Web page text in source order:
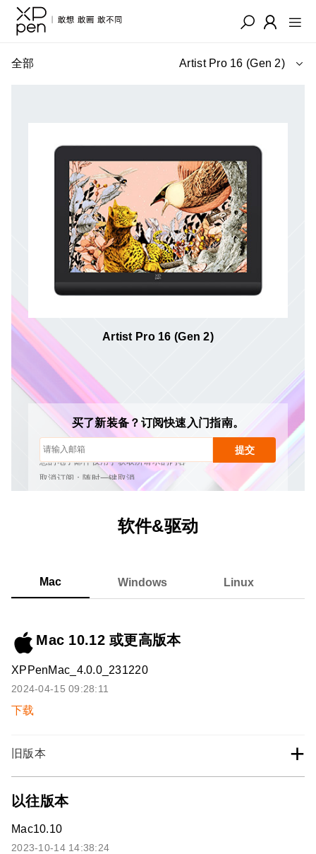
全部 Artist Pro 16 (Gen 2)
Artist Pro 16 (Gen 2)
买了新装备？订阅快速入门指南。
提交
取消订阅：随时一键取消
绘画教程
提示与故障排除
新品发布与优惠活动
艺术家故事与灵感
每月1-2封邮件，绝不发送垃圾邮件
取消订阅：随时一键取消
软件&驱动
Mac Windows Linux
Mac 10.12 或更高版本
XPPenMac_4.0.0_231220
2024-04-15 09:28:11
下载
旧版本 +
以往版本
Mac10.10
2023-10-14 14:38:24